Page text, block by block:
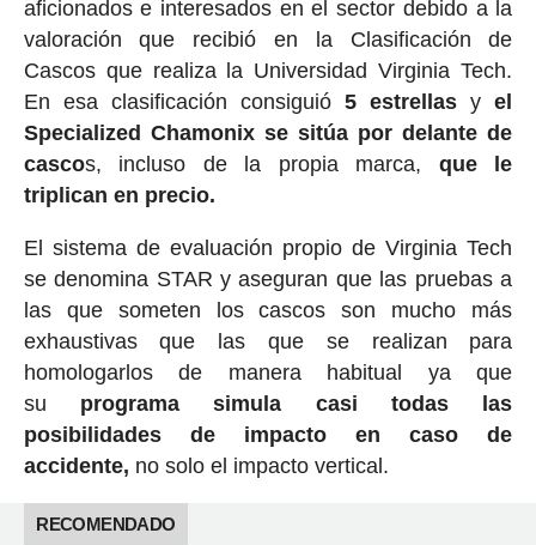
aficionados e interesados en el sector debido a la
valoración que recibió en la Clasificación de
Cascos que realiza la Universidad Virginia Tech.
En esa clasificación consiguió5 estrellas yel
Specialized Chamonix se sitúa por delante de
cascos, incluso de la propia marca, que le
triplican en precio.
El sistema de evaluación propio de Virginia Tech
se denomina STAR y aseguran que las pruebas a
las que someten los cascos son mucho más
exhaustivas que las que se realizan para
homologarlos de manera habitual ya que
su programa simula casi todas las
posibilidades de impacto en caso de
accidente, no solo el impacto vertical.
RECOMENDADO